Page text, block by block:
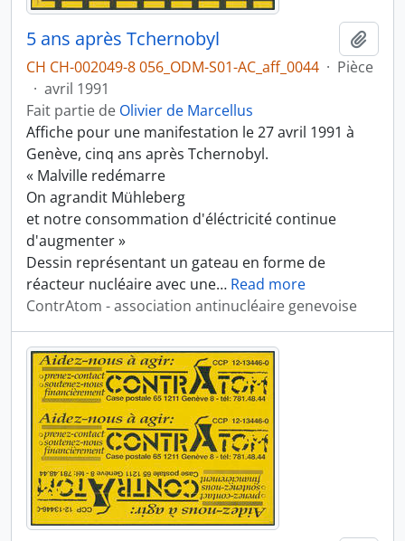
5 ans après Tchernobyl
CH CH-002049-8 056_ODM-S01-AC_aff_0044 · Pièce
· avril 1991
Fait partie de Olivier de Marcellus
Affiche pour une manifestation le 27 avril 1991 à
Genève, cinq ans après Tchernobyl.
« Malville redémarre
On agrandit Mühleberg
et notre consommation d'éléctricité continue
d'augmenter »
Dessin représentant un gateau en forme de
réacteur nucléaire avec une… Read more
ContrAtom - association antinucléaire genevoise